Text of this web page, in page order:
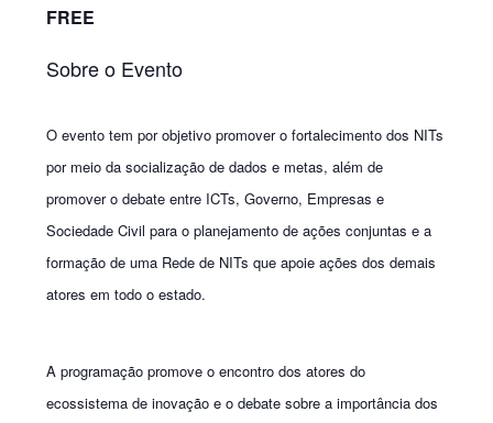
FREE
Sobre o Evento
O evento tem por objetivo promover o fortalecimento dos NITs
por meio da socialização de dados e metas, além de
promover o debate entre ICTs, Governo, Empresas e
Sociedade Civil para o planejamento de ações conjuntas e a
formação de uma Rede de NITs que apoie ações dos demais
atores em todo o estado.
A programação promove o encontro dos atores do
ecossistema de inovação e o debate sobre a importância dos